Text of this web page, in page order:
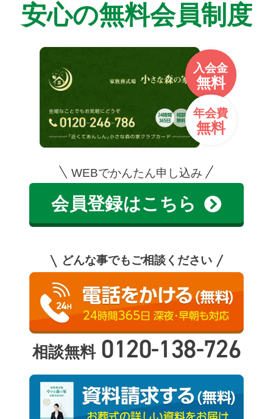
安心の無料会員制度
入会金
無料
年会費
無料
WEBでかんたん申し込み
会員登録はこちら
どんな事でもご相談ください
相談無料 0120-138-726